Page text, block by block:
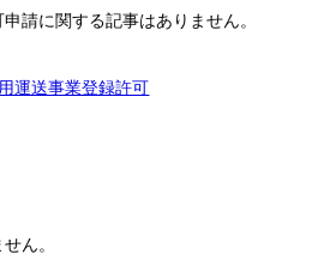
請に関する記事はありません。
運送事業登録許可
ん。